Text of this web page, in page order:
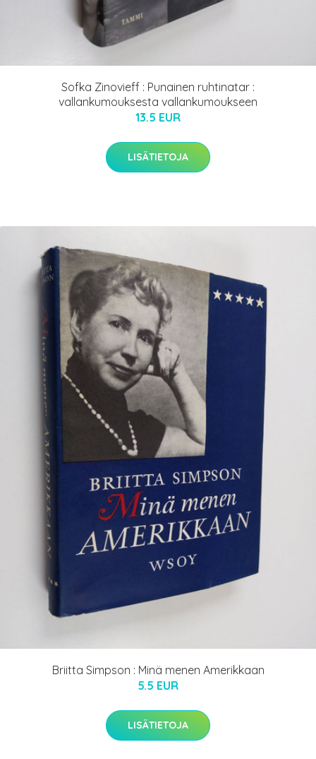
Sofka Zinovieff : Punainen ruhtinatar :
vallankumouksesta vallankumoukseen
13.5 EUR
LISÄTIETOJA
Briitta Simpson : Minä menen Amerikkaan
5.5 EUR
LISÄTIETOJA